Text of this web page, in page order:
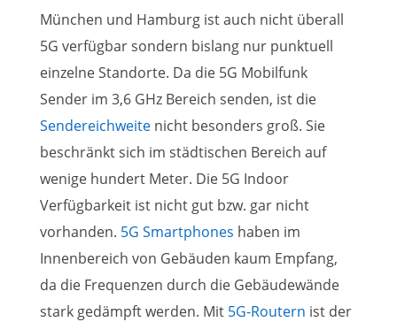
München und Hamburg ist auch nicht überall
5G verfügbar sondern bislang nur punktuell
einzelne Standorte. Da die 5G Mobilfunk
Sender im 3,6 GHz Bereich senden, ist die
Sendereichweitenicht besonders groß. Sie
beschränkt sich im städtischen Bereich auf
wenige hundert Meter. Die 5G Indoor
Verfügbarkeit ist nicht gut bzw. gar nicht
vorhanden. 5G Smartphones haben im
Innenbereich von Gebäuden kaum Empfang,
da die Frequenzen durch die Gebäudewände
stark gedämpft werden. Mit 5G-Routern ist der